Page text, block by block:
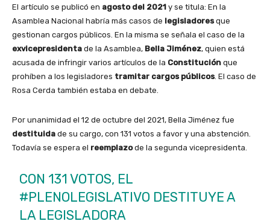
El artículo se publicó en agosto del 2021 y se titula: En la
Asamblea Nacional habría más casos de legisladoresque
gestionan cargos públicos. En la misma se señala el caso de la
exvicepresidenta de la Asamblea, Bella Jiménez, quien está
acusada de infringir varios artículos de la Constitución que
prohíben a los legisladores tramitar cargos públicos. El caso de
Rosa Cerda también estaba en debate.
Por unanimidad el 12 de octubre del 2021, Bella Jiménez fue
destituida de su cargo, con 131 votos a favor y una abstención.
Todavía se espera el reemplazode la segunda vicepresidenta.
CON 131 VOTOS, EL
#PLENOLEGISLATIVO DESTITUYE A
LA LEGISLADORA